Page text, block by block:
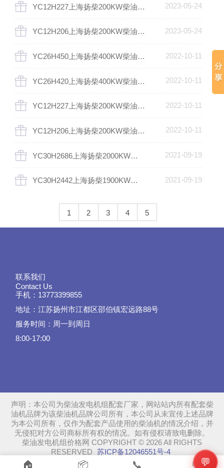
YC12H227上海扬柴200KW柴油发电机组 2023-05-24
YC12H206上海扬柴200KW柴油发电机组 2023-05-24
YC26H450上海扬柴400KW柴油发电机组 2022-10-11
YC26H420上海扬柴400KW柴油发电机组 2022-10-11
YC12H227上海扬柴200KW柴油发电机组 2022-10-11
YC12H206上海扬柴200KW柴油发电机组 2022-10-11
YC30H2686上海扬柴2000KW柴油发电机组 2021-09-19
YC30H2442上海扬柴1900KW柴油发电机组 2021-09-19
1 2 3 4 5
联系我们
Contact Us
手机：13773399855
地址：江苏扬州市江都区邵伯镇宏远路88号
服务时间：周一到周日
8:00-17:00
🏠 📦 📞 💬
声明：本公司为柴油发电机组配套厂家，网站站内所有配套柴
油机品牌为该柴油机品牌公司所有，本公司从未宣传上述品牌
为本公司所有，仅作为配套产品使用的柴油机的情况介绍，并
无侵犯对方公司商标所有权的情况。如有侵权请致电删除。
柴油发电机组价格网 COPYRIGHT © 2026 All RIGHTS
RESERVED 苏ICP备12046551号-4
💬